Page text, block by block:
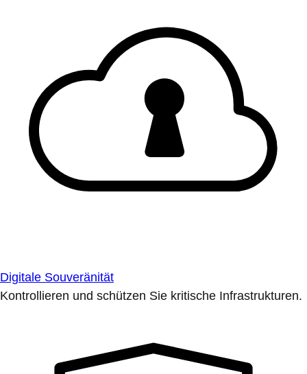
Digitale Souveränität
Kontrollieren und schützen Sie kritische Infrastrukturen.